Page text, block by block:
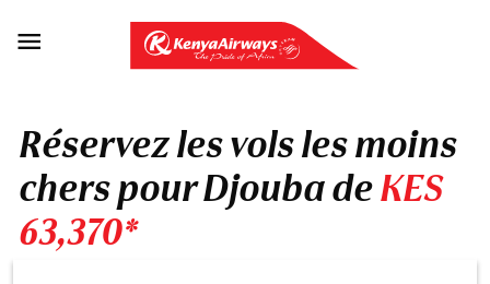

Réservez les vols les moins
chers pour Djouba deKES
63,370*